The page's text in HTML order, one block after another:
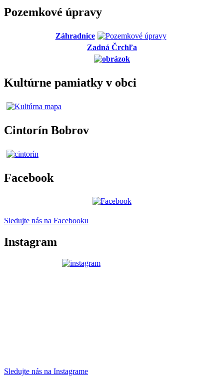
Pozemkové úpravy
Záhradnice
Zadná Črchľa
Kultúrne pamiatky v obci
Cintorín Bobrov
Facebook
Sledujte nás na Facebooku
Instagram
Sledujte nás na Instagrame